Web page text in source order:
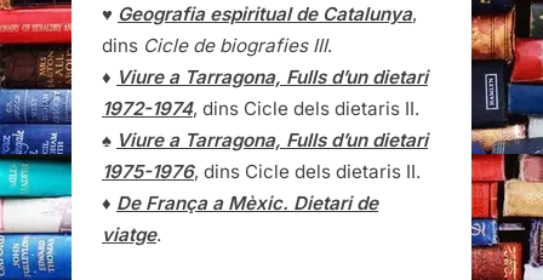
♥ Geografia espiritual de Catalunya,
dins Cicle de biografies III.
♦ Viure a Tarragona, Fulls d’un dietari
1972-1974, dins Cicle dels dietaris II.
♠ Viure a Tarragona, Fulls d’un dietari
1975-1976, dins Cicle dels dietaris II.
♦ De França a Mèxic. Dietari de
viatge.